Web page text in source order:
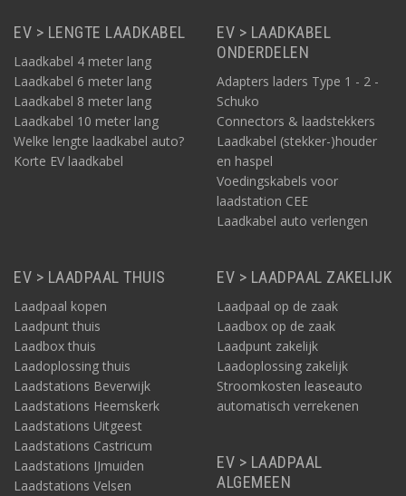
EV > LENGTE LAADKABEL
Laadkabel 4 meter lang
Laadkabel 6 meter lang
Laadkabel 8 meter lang
Laadkabel 10 meter lang
Welke lengte laadkabel auto?
Korte EV laadkabel
EV > LAADKABEL
ONDERDELEN
Adapters laders Type 1 - 2 -
Schuko
Connectors & laadstekkers
Laadkabel (stekker-)houder
en haspel
Voedingskabels voor
laadstation CEE
Laadkabel auto verlengen
EV > LAADPAAL THUIS
Laadpaal kopen
Laadpunt thuis
Laadbox thuis
Laadoplossing thuis
Laadstations Beverwijk
Laadstations Heemskerk
Laadstations Uitgeest
Laadstations Castricum
Laadstations IJmuiden
Laadstations Velsen
EV > LAADPAAL ZAKELIJK
Laadpaal op de zaak
Laadbox op de zaak
Laadpunt zakelijk
Laadoplossing zakelijk
Stroomkosten leaseauto
automatisch verrekenen
EV > LAADPAAL
ALGEMEEN